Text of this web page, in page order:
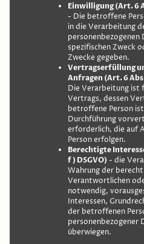
Einwilligung (Art. 6
- Die betroffene
in die Verarbeitung
personenbezogenen
spezifischen Zweck
Zwecke gegeben.
Vertragserfüllung
Anfragen (Art. 6 Abs.
Die Verarbeitung ist
Vertrags, dessen
betroffene Person
Durchführung
erforderlich, die auf
Person erfolgen.
Berechtigte
f) DSGVO) - die
Wahrung der
Verantwortlichen
notwendig,
Interessen,
der betroffenen
personenbezogener
überwiegen.